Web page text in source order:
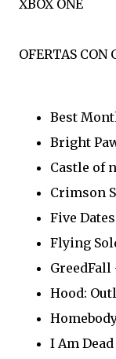
XBOX ONE
OFERTAS CON
Best
Bright
Castle of
Crimson
Five Dates
Flying
GreedFall
Hood:
I Am Dead